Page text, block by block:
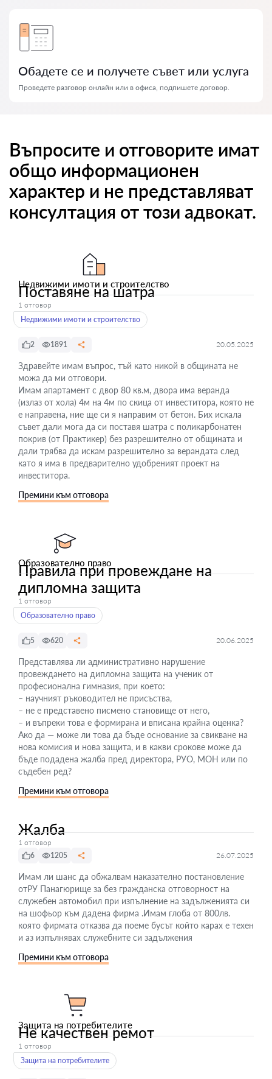
Обадете се и получете съвет или услуга
Проведете разговор онлайн или в офиса, подпишете договор.
Въпросите и отговорите имат
общо информационен
характер и не представляват
консултация от този адвокат.
Недвижими имоти и строителство
Поставяне на шатра
1 отговор
Недвижими имоти и строителство
2 1891 20.05.2025
Здравейте имам въпрос, тъй като никой в общината не
можа да ми отговори.
Имам апартамент с двор 80 кв.м, двора има веранда
(излаз от хола) 4м на 4м по скица от инвеститора, която не
е направена, ние ще си я направим от бетон. Бих искала
съвет дали мога да си поставя шатра с поликарбонатен
покрив (от Практикер) без разрешително от общината и
дали трябва да искам разрешително за верандата след
като я има в предварително удобреният проект на
инвеститора.
Премини към отговора
Образователно право
Правила при провеждане на
дипломна защита
1 отговор
Образователно право
5 620 20.06.2025
Представлява ли административно нарушение
провеждането на дипломна защита на ученик от
професионална гимназия, при което:
– научният ръководител не присъства,
– не е представено писмено становище от него,
– и въпреки това е формирана и вписана крайна оценка?
Ако да — може ли това да бъде основание за свикване на
нова комисия и нова защита, и в какви срокове може да
бъде подадена жалба пред директора, РУО, МОН или по
съдебен ред?
Премини към отговора
Жалба
1 отговор
6
1205 26.07.2025
Имам ли шанс да обжалвам наказателно постановление
отРУ Панагюрище за без гражданска отговорност на
служебен автомобил при изпълнение на задълженията си
на шофьор към дадена фирма .Имам глоба от 800лв.
която фирмата отказва да поеме бусът който карах е техен
и аз изпълнявах служебните си задължения
Премини към отговора
Защита на потребителите
Не качествен ремот
1 отговор
Защита на потребителите